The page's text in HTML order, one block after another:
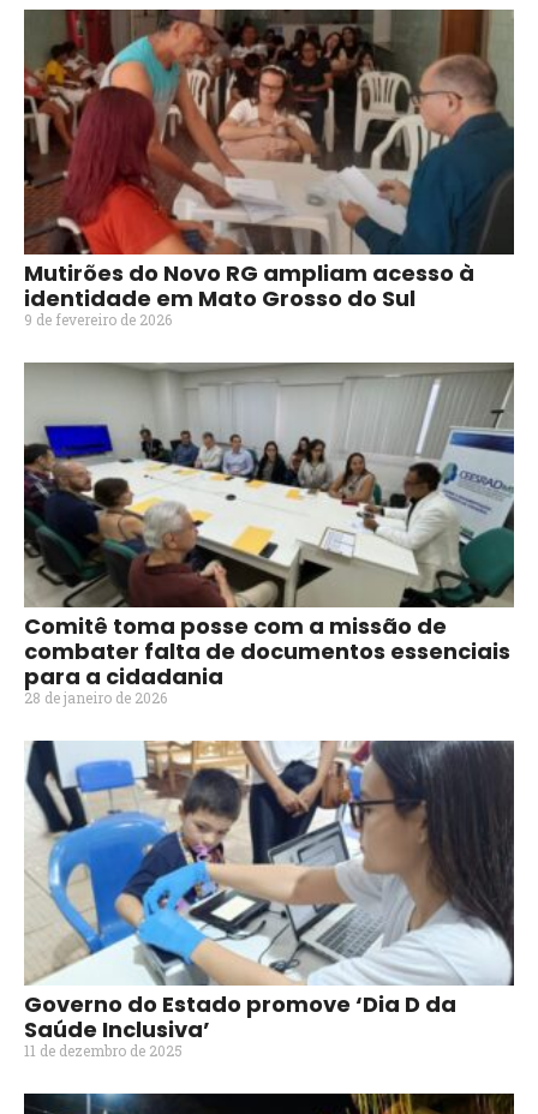
Mutirões do Novo RG ampliam acesso à
identidade em Mato Grosso do Sul
9 de fevereiro de 2026
Comitê toma posse com a missão de
combater falta de documentos essenciais
para a cidadania
28 de janeiro de 2026
Governo do Estado promove ‘Dia D da
Saúde Inclusiva’
11 de dezembro de 2025